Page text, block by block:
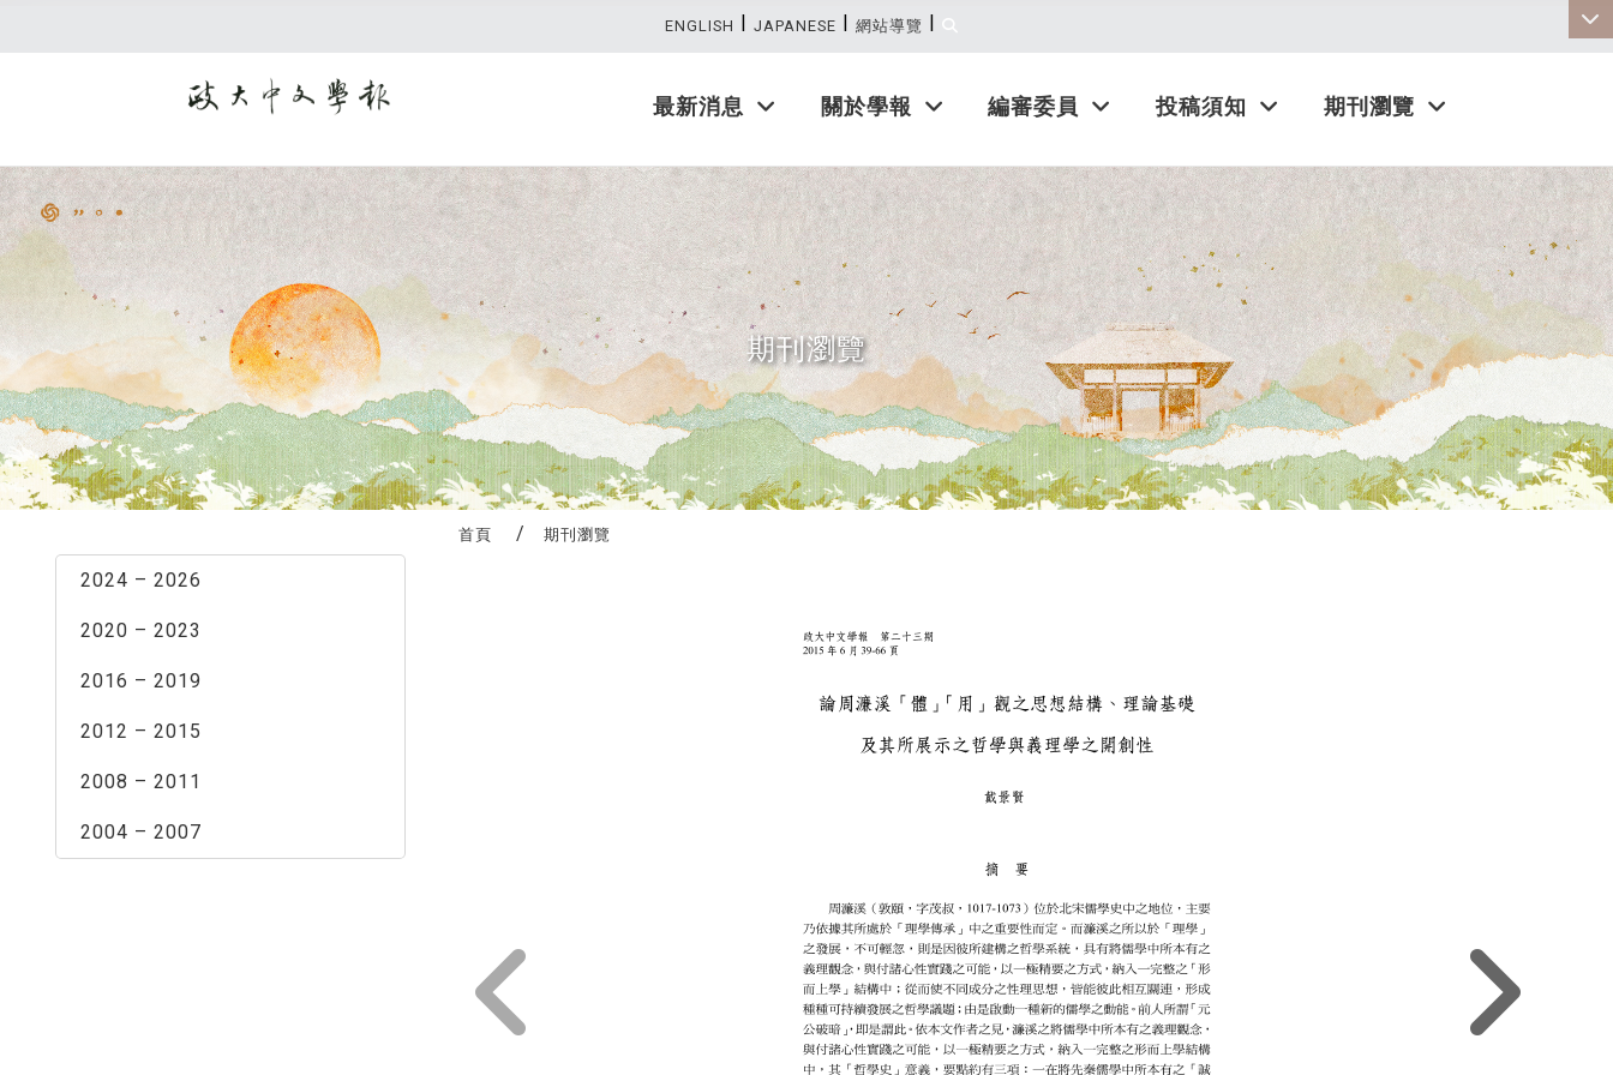
最新消息 關於學報 編審委員 投稿須知 期刊瀏覽
ENGLISH | JAPANESE | 網站導覽 |
期刊瀏覽
2024 – 2026
2020 – 2023
2016 – 2019
2012 – 2015
2008 – 2011
2004 – 2007
首頁 期刊瀏覽